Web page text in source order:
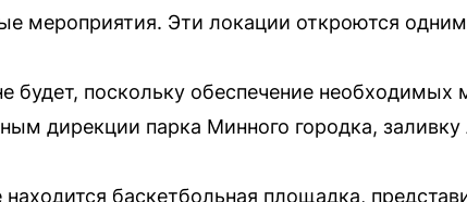
мероприятия. Эти локации откроются
будет, поскольку обеспечение необходимых
дирекции парка Минного городка, заливку
баскетбольная площадка,